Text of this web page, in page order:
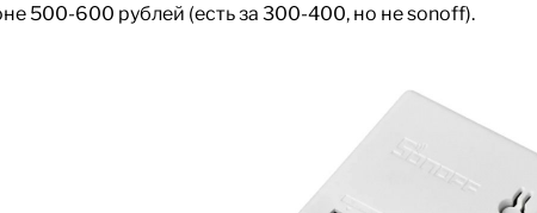
500-600 рублей (есть за 300-400, но не sonoff).